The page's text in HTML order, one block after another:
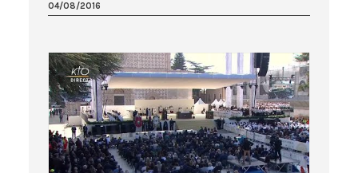
04/08/2016